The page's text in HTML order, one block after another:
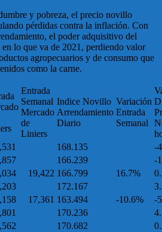
y pobreza, el precio novillo
pérdidas contra la inflación. Con
el poder adquisitivo del
lo que va de 2021, perdiendo valor
agropecuarios y de consumo que
como la carne.
Entrada
Semanal
Mercado
de
Liniers
Indice Novillo
Arrendamiento
Diario
Variación
Entrada
Semanal
168.135
-
166.239
-
19,422 166.799 16.7%
172.167
17,361 163.494 -10.6%
-
170.236
170.682